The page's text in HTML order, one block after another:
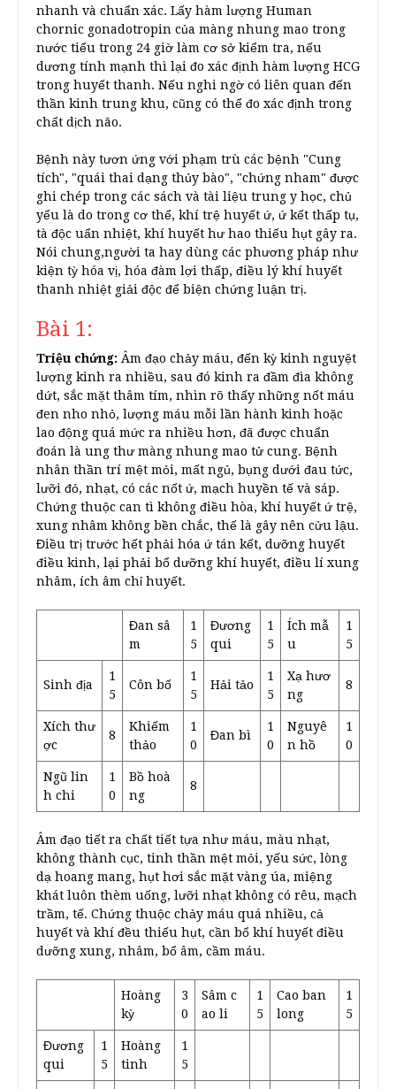
nhanh và chuẩn xác. Lấy hàm lượng Human
chornic gonadotropin của màng nhung mao trong
nước tiểu trong 24 giờ làm cơ sở kiểm tra, nếu
dương tính mạnh thì lại đo xác định hàm lượng HCG
trong huyết thanh. Nếu nghi ngờ có liên quan đến
thần kinh trung khu, cũng có thể đo xác định trong
chất dịch não.
Bệnh này tươn ứng với phạm trù các bệnh "Cung
tích", "quái thai dạng thủy bào", "chứng nham" được
ghi chép trong các sách và tài liệu trung y học, chủ
yếu là do trong cơ thể, khí trệ huyết ứ, ứ kết thấp tụ,
tà độc uẩn nhiệt, khí huyết hư hao thiếu hụt gây ra.
Nói chung,người ta hay dùng các phương pháp như
kiện tỳ hóa vị, hóa đàm lợi thấp, điều lý khí huyết
thanh nhiệt giải độc để biện chứng luận trị.
Bài 1:
Triệu chứng: Âm đạo chảy máu, đến kỳ kinh nguyệt
lượng kinh ra nhiều, sau đó kinh ra đầm đìa không
dứt, sắc mặt thâm tím, nhìn rõ thấy những nốt máu
đen nho nhỏ, lượng máu mỗi lần hành kinh hoặc
lao động quá mức ra nhiều hơn, đã được chuẩn
đoán là ung thư màng nhung mao tử cung. Bệnh
nhân thần trí mệt mỏi, mất ngủ, bụng dưới đau tức,
lưỡi đỏ, nhạt, có các nốt ứ, mạch huyền tế và sáp.
Chứng thuộc can tì không điều hòa, khí huyết ứ trệ,
xung nhâm không bền chắc, thế là gây nên cửu lậu.
Điều trị trước hết phải hóa ứ tán kết, dưỡng huyết
điều kinh, lại phải bổ dưỡng khí huyết, điều lí xung
nhâm, ích âm chỉ huyết.
Đan sâ
m
1
5
Đương
qui
1
5
Ích mẫ
u
1
5
Sinh địa
1
5
Côn bố
1
5
Hải tảo
1
5
Xạ hươ
ng
8
Xích thư
ợc
8
Khiếm
thảo
1
0
Đan bì
1
0
Nguyê
n hồ
1
0
Ngũ lin
h chi
1
0
Bồ hoà
ng
8
Âm đạo tiết ra chất tiết tựa như máu, màu nhạt,
không thành cục, tinh thần mệt mỏi, yếu sức, lòng
dạ hoang mang, hụt hơi sắc mặt vàng úa, miệng
khát luôn thèm uống, lưỡi nhạt không có rêu, mạch
trầm, tế. Chứng thuộc chảy máu quá nhiều, cả
huyết và khí đều thiếu hụt, cần bổ khí huyết điều
dưỡng xung, nhâm, bổ âm, cầm máu.
Hoàng
kỳ
3
0
Sâm c
ao li
1
5
Cao ban
long
1
5
Đương
qui
1
5
Hoàng
tinh
1
5